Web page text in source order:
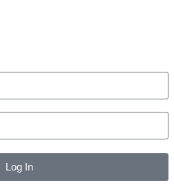
Log In